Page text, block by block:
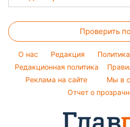
Новости Тернополя
Новости Житомира
Новости Одессы
Тарифы
Курс валют
Магнитные бури
Погода на сегодня
Погода на завтра
Пылевая буря
Окрашивание волос
Красивый маникюр
Модные ошибки
Новости моды
Советы от Андре Тана
Проверить
O нас Редакция
Редакционная политика
Реклама на сайте
Мы в
Отчет о